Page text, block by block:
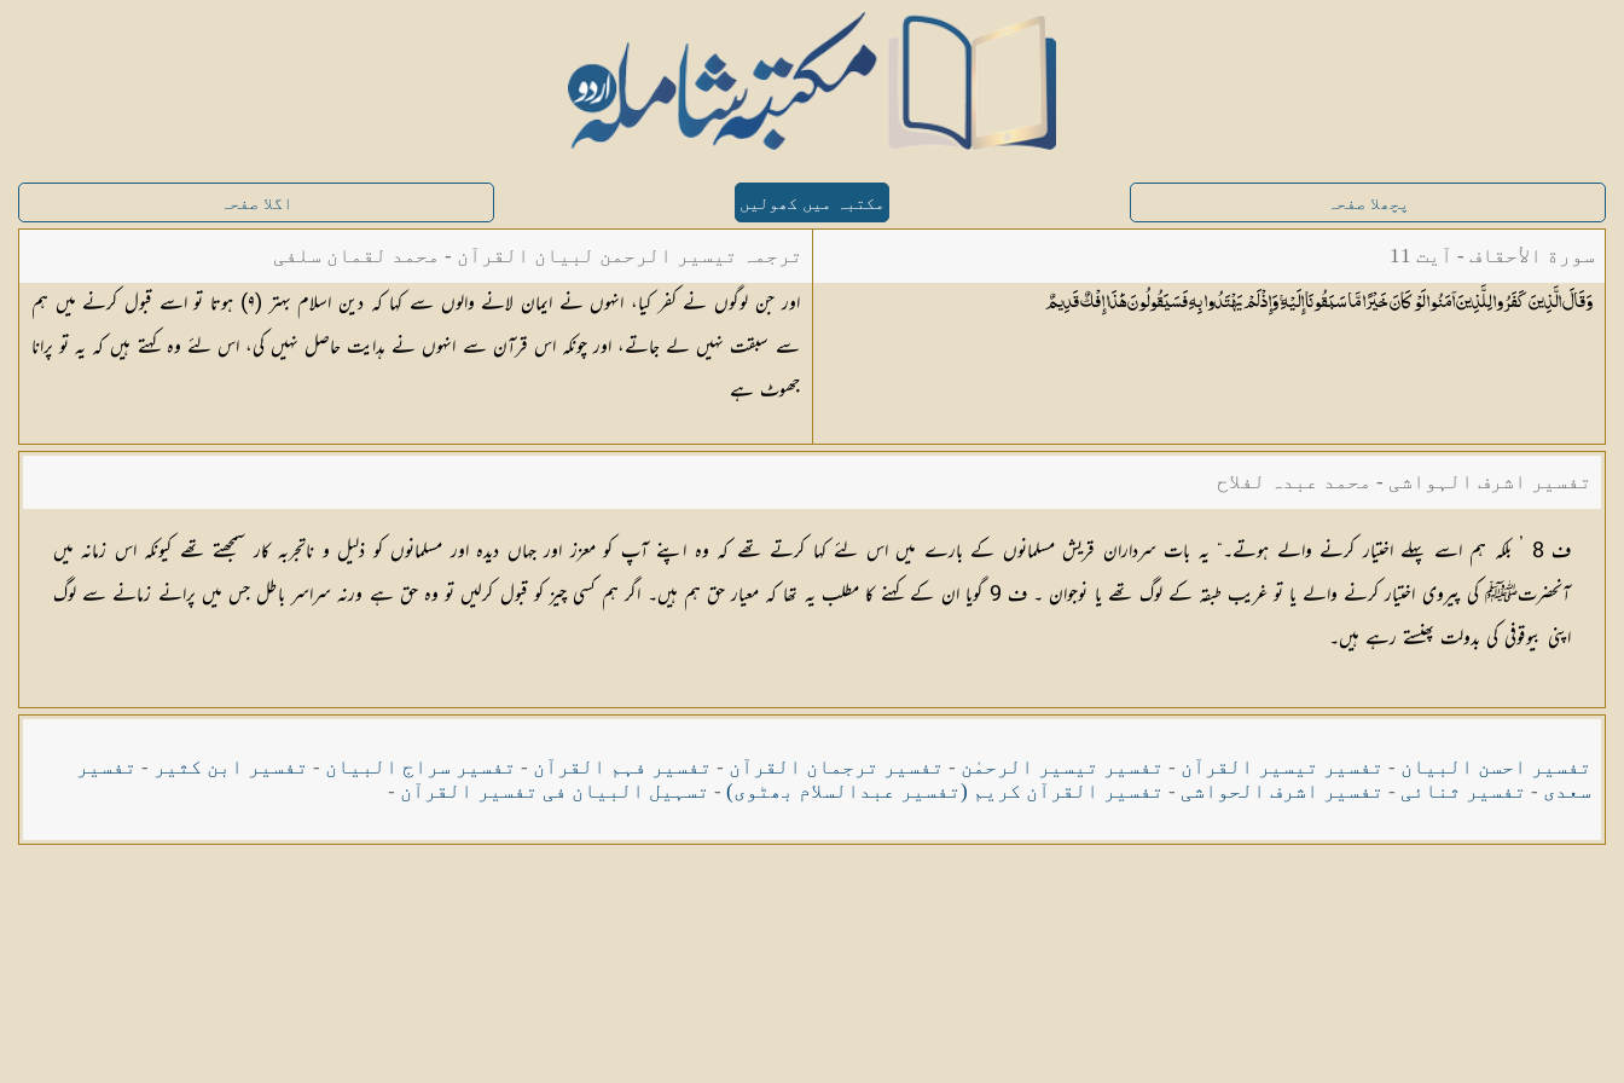
پچھلا صفحہ مکتبہ میں کھولیں اگلا صفحہ
سورة الأحقاف - آیت 11
وَقَالَ الَّذِينَ كَفَرُوا لِلَّذِينَ آمَنُوا لَوْ كَانَ خَيْرًا مَّا سَبَقُونَا إِلَيْهِ ۚ وَإِذْ لَمْ يَهْتَدُوا بِهِ فَسَيَقُولُونَ هَٰذَا إِفْكٌقَدِيمٌ
ترجمہ تیسیر الرحمن لبیان القرآن - محمد لقمان سلفی
اور جن لوگوں نے کفر کیا، انہوں نے ایمان لانے والوں سے کہا کہ دین اسلام بہتر (٩) ہوتا تو اسے قبول کرنے میں ہم
سے سبقت نہیں لے جاتے، اور چونکہ اس قرآن سے انہوں نے ہدایت حاصل نہیں کی، اس لئے وہ کہتے ہیں کہ یہ تو پرانا
جھوٹ ہے
تفسیر اشرف الہواشی - محمد عبدہ لفلاح
ف 8 ’ بلکہ ہم اسے پہلے اختیار کرنے والے ہوتے۔“ یہ بات سرداران قریش مسلمانوں کے بارے میں اس لئے کہا کرتے تھے کہ وہ اپنے آپ کو معزز اور جہاں دیدہ اور مسلمانوں کو ذلیل و ناتجربہ کار سمجھتے تھے کیونکہ اس زمانہ میں
آنحضرتﷺ کی پیروی اختیار کرنے والے یا تو غریب طبقہ کے لوگ تھے یا نوجوان ۔ ف 9 گویا ان کے کہنے کا مطلب یہ تھا کہ معیار حق ہم ہیں۔ اگر ہم کسی چیز کو قبول کرلیں تو وہ حق ہے ورنہ سراسر باطل جس میں پرانے زمانے سے لوگ
اپنی بیوقوفی کی بدولت پھنستے رہے ہیں۔
تفسیر احسن البیان - تفسیر تیسیر القرآن - تفسیر تیسیر الرحمٰن - تفسیر ترجمان القرآن - تفسیر فہم القرآن - تفسیر سراج البیان - تفسیر ابن کثیر - تفسیر
سعدی - تفسیر ثنائی - تفسیر اشرف الحواشی - تفسیر القرآن کریم (تفسیر عبدالسلام بھٹوی) - تسہیل البیان فی تفسیر القرآن -